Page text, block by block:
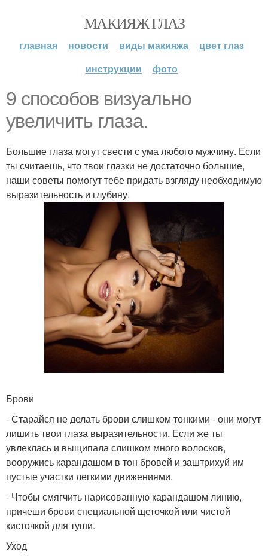
МАКИЯЖ ГЛАЗ
главная новости виды макияжа
цвет глаз
инструкции
фото
9 способов визуально
увеличить глаза.
Большие глаза могут свести с ума любого мужчину. Если
ты считаешь, что твои глазки не достаточно большие,
наши советы помогут тебе придать взгляду необходимую
выразительность и глубину.
Брови
- Старайся не делать брови слишком тонкими - они могут
лишить твои глаза выразительности. Если же ты
увлеклась и выщипала слишком много волосков,
вооружись карандашом в тон бровей и заштрихуй им
пустые участки легкими движениями.
- Чтобы смягчить нарисованную карандашом линию,
причеши брови специальной щеточкой или чистой
кисточкой для туши.
Уход